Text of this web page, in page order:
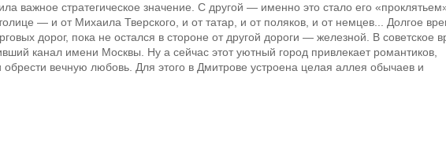
важное стратегическое значение. С другой — именно это стало его
— и от Михаила Тверского, и от татар, и от поляков, и от немцев... Долгое
дорог, пока не остался в стороне от другой дороги — железной. В советское
канал имени Москвы. Ну а сейчас этот уютный город привлекает романтиков,
обрести вечную любовь. Для этого в Дмитрове устроена целая аллея обычаев и